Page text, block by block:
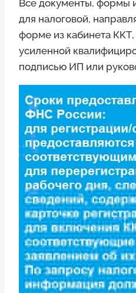
Все документы, формы
для налоговой,
форме из кабинета
усиленной
подписью ИП или